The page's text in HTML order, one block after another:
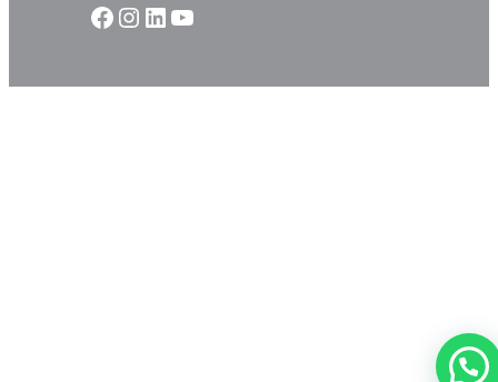
Facebook
Instagram
LinkedIn
YouTube